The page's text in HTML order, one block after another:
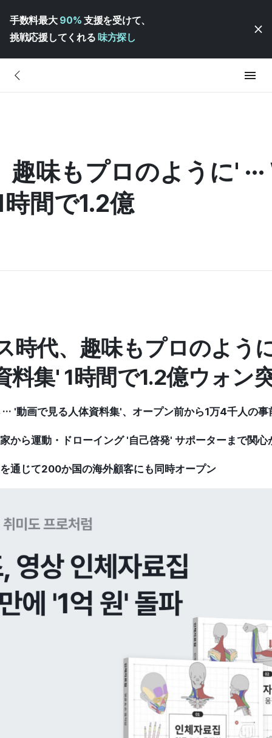
手数料最大 90% 支援を受けて、
挑戦応援してくれる 味方探し
味もプロのように'
間で1.2億
時代、趣味もプロのように
料集' 1時間で1.2億ウォン
'動画で見る人体資料集'、オープン前から1万4千人の事
から運動・ドローイング '自己啓発' サポーターまで関心
通じて200か国の海外顧客にも同時オープン